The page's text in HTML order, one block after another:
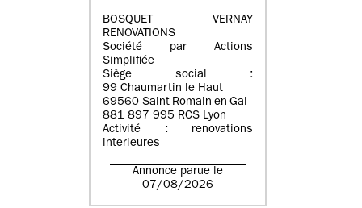
BOSQUET VERNAY
RENOVATIONS
Société par Actions
Simplifiée
Siège social :
99 Chaumartin le Haut
69560 Saint-Romain-en-Gal
881 897 995 RCS Lyon
Activité : renovations
interieures
Annonce parue le
07/08/2026